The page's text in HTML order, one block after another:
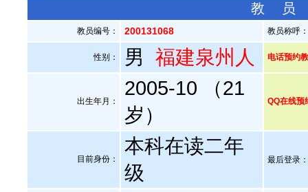
教
教员编号： 200131068 教员称呼
性别： 男 福建泉州人 电话预约
出生年月：
2005-10 （21
岁）
QQ在线预
目前身份：
本科在读二年
级
最后登录